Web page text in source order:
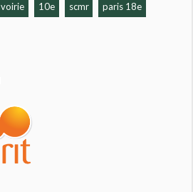
voirie 10e scmr paris 18e